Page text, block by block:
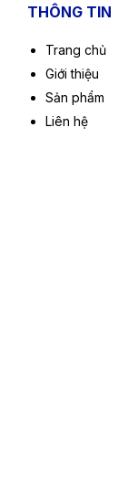
THÔNG TIN
Trang chủ
Giới thiệu
Sản phẩm
Liên hệ